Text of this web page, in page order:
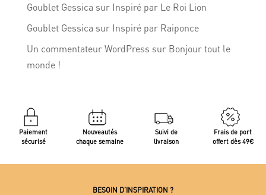
Goublet Gessica sur Inspiré par Le Roi Lion
Goublet Gessica sur Inspiré par Raiponce
Un commentateur WordPress sur Bonjour tout le
monde !
Paiement
sécurisé
Nouveautés
chaque semaine
Suivi de
livraison
Frais de port
offert dès 49€
BESOIN D’INSPIRATION ?